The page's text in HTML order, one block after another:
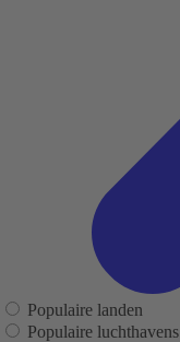
Populaire landen
Populaire luchthavens